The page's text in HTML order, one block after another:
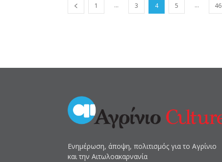
1 ... 3 4 5 ... 46
Ενημέρωση, άποψη, πολιτισμός για το Αγρίνιο
και την Αιτωλοακαρνανία